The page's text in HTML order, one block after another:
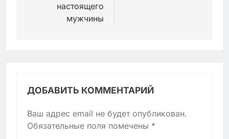
настоящего
мужчины
ДОБАВИТЬ КОММЕНТАРИЙ
Ваш адрес email не будет опубликован.
Обязательные поля помечены *